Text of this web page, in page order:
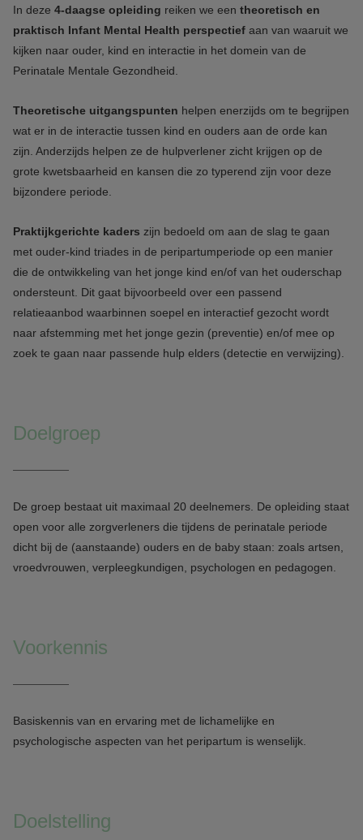
In deze 4-daagse opleiding reiken we een theoretisch en
praktisch Infant Mental Health perspectief aan van waaruit we
kijken naar ouder, kind en interactie in het domein van de
Perinatale Mentale Gezondheid.
Theoretische uitgangspunten helpen enerzijds om te begrijpen
wat er in de interactie tussen kind en ouders aan de orde kan
zijn. Anderzijds helpen ze de hulpverlener zicht krijgen op de
grote kwetsbaarheid en kansen die zo typerend zijn voor deze
bijzondere periode.
Praktijkgerichte kaders zijn bedoeld om aan de slag te gaan
met ouder-kind triades in de peripartumperiode op een manier
die de ontwikkeling van het jonge kind en/of van het ouderschap
ondersteunt. Dit gaat bijvoorbeeld over een passend
relatieaanbod waarbinnen soepel en interactief gezocht wordt
naar afstemming met het jonge gezin (preventie) en/of mee op
zoek te gaan naar passende hulp elders (detectie en verwijzing).
Doelgroep
De groep bestaat uit maximaal 20 deelnemers. De opleiding staat
open voor alle zorgverleners die tijdens de perinatale periode
dicht bij de (aanstaande) ouders en de baby staan: zoals artsen,
vroedvrouwen, verpleegkundigen, psychologen en pedagogen.
Voorkennis
Basiskennis van en ervaring met de lichamelijke en
psychologische aspecten van het peripartum is wenselijk.
Doelstelling